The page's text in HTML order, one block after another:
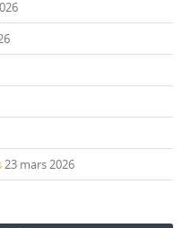
23 mars 2026